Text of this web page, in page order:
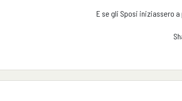
E se gli Sposi iniziassero